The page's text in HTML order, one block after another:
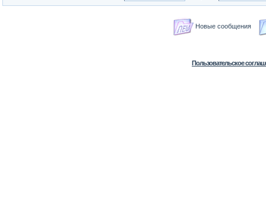
Новые сообщения
Пользовательское